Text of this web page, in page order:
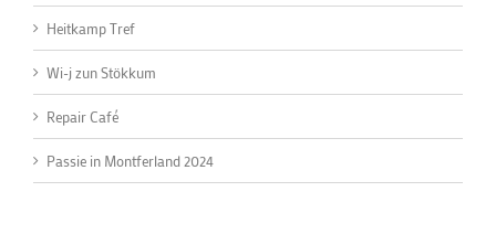
Heitkamp Tref
Wi-j zun Stökkum
Repair Café
Passie in Montferland 2024